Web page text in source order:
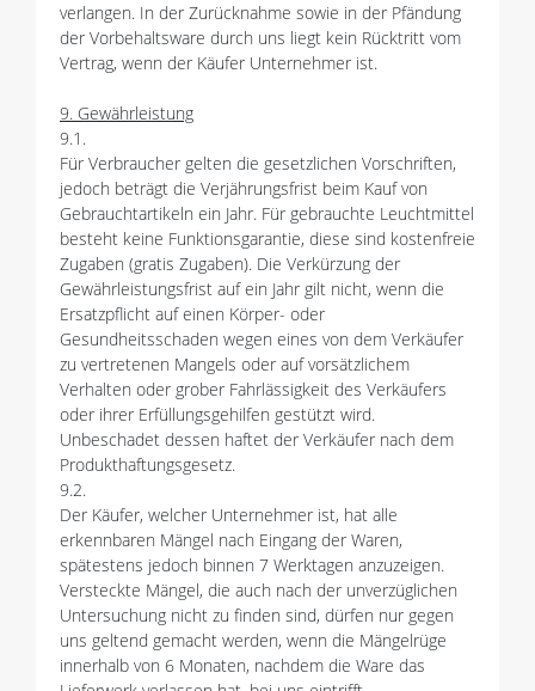
verlangen. In der Zurücknahme sowie in der Pfändung
der Vorbehaltsware durch uns liegt kein Rücktritt vom
Vertrag, wenn der Käufer Unternehmer ist.
9. Gewährleistung
9.1.
Für Verbraucher gelten die gesetzlichen Vorschriften,
jedoch beträgt die Verjährungsfrist beim Kauf von
Gebrauchtartikeln ein Jahr. Für gebrauchte Leuchtmittel
besteht keine Funktionsgarantie, diese sind kostenfreie
Zugaben (gratis Zugaben). Die Verkürzung der
Gewährleistungsfrist auf ein Jahr gilt nicht, wenn die
Ersatzpflicht auf einen Körper- oder
Gesundheitsschaden wegen eines von dem Verkäufer
zu vertretenen Mangels oder auf vorsätzlichem
Verhalten oder grober Fahrlässigkeit des Verkäufers
oder ihrer Erfüllungsgehilfen gestützt wird.
Unbeschadet dessen haftet der Verkäufer nach dem
Produkthaftungsgesetz.
9.2.
Der Käufer, welcher Unternehmer ist, hat alle
erkennbaren Mängel nach Eingang der Waren,
spätestens jedoch binnen 7 Werktagen anzuzeigen.
Versteckte Mängel, die auch nach der unverzüglichen
Untersuchung nicht zu finden sind, dürfen nur gegen
uns geltend gemacht werden, wenn die Mängelrüge
innerhalb von 6 Monaten, nachdem die Ware das